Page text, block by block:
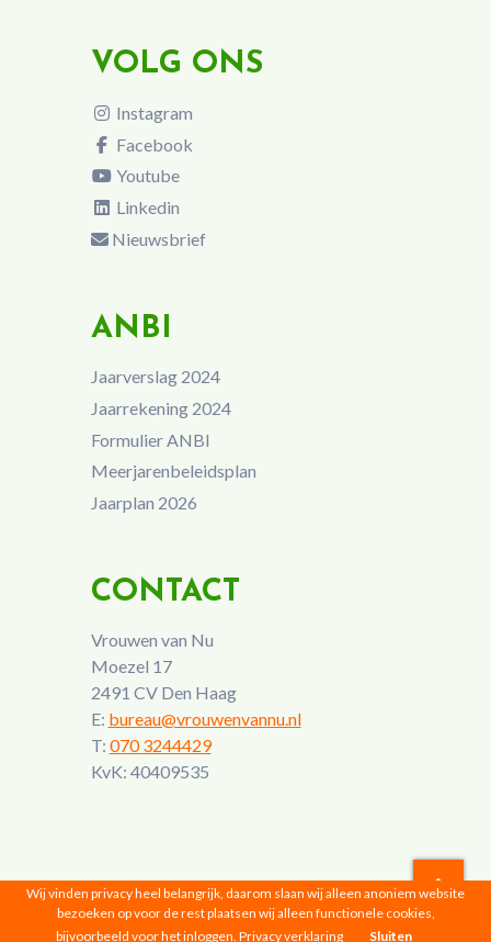
VOLG ONS
Instagram
Facebook
Youtube
Linkedin
Nieuwsbrief
ANBI
Jaarverslag 2024
Jaarrekening 2024
Formulier ANBI
Meerjarenbeleidsplan
Jaarplan 2026
CONTACT
Vrouwen van Nu
Moezel 17
2491 CV Den Haag
E: bureau@vrouwenvannu.nl
T: 070 3244429
KvK: 40409535
Vrouwen van Nu © 2026 |Privacyverklaring
Wij vinden privacy heel belangrijk, daarom slaan wij alleen anoniem website
bezoeken op voor de rest plaatsen wij alleen functionele cookies,
bijvoorbeeld voor het inloggen. Privacy verklaring Sluiten